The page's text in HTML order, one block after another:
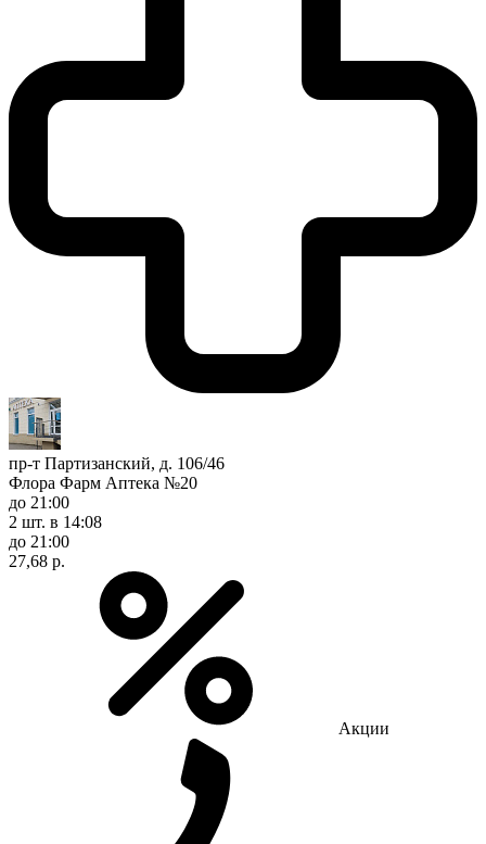
пр-т Партизанский, д. 106/46
Флора Фарм Аптека №20
до 21:00
2 шт. в 14:08
до 21:00
27,68 р.
Акции